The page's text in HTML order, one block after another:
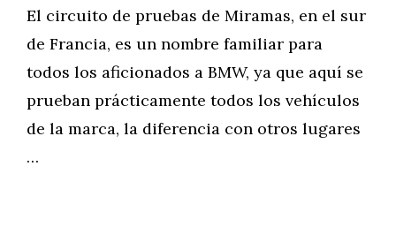
El circuito de pruebas de Miramas, en el sur
de Francia, es un nombre familiar para
todos los aficionados a BMW, ya que aquí se
prueban prácticamente todos los vehículos
de la marca, la diferencia con otros lugares
…